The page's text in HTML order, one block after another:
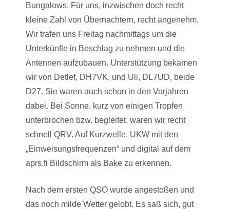
Bungalows. Für uns, inzwischen doch recht
kleine Zahl von Übernachtern, recht angenehm.
Wir trafen uns Freitag nachmittags um die
Unterkünfte in Beschlag zu nehmen und die
Antennen aufzubauen. Unterstützung bekamen
wir von Detlef, DH7VK, und Uli, DL7UD, beide
D27. Sie waren auch schon in den Vorjahren
dabei. Bei Sonne, kurz von einigen Tropfen
unterbrochen bzw. begleitet, waren wir recht
schnell QRV. Auf Kurzwelle, UKW mit den
„Einweisungsfrequenzen“ und digital auf dem
aprs.fi Bildschirm als Bake zu erkennen.
Nach dem ersten QSO wurde angestoßen und
das noch milde Wetter gelobt. Es saß sich, gut